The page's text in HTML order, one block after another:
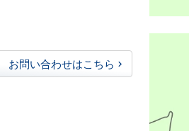
お問い合わせはこちら